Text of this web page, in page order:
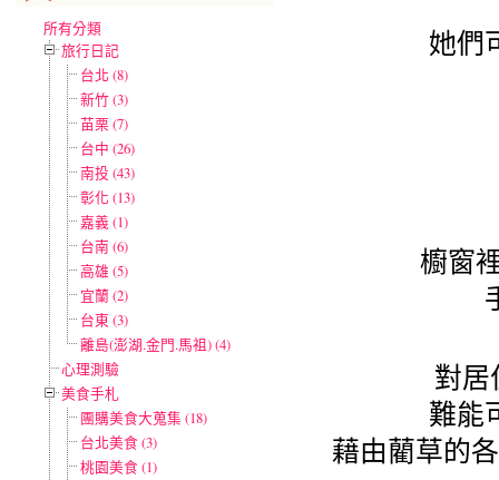
所有分類
旅行日記
台北 (8)
新竹 (3)
苗栗 (7)
台中 (26)
南投 (43)
彰化 (13)
嘉義 (1)
台南 (6)
高雄 (5)
宜蘭 (2)
台東 (3)
離島(澎湖.金門.馬祖) (4)
心理測驗
美食手札
團購美食大蒐集 (18)
台北美食 (3)
桃園美食 (1)
她們
櫥窗
對
難能
藉由藺草的